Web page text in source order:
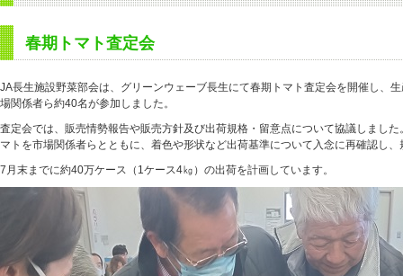
春期トマト査定会
JA長生施設野菜部会は、グリーンウェーブ長生にて春期トマト査定会を開催し、
場関係者ら約40名が参加しました。
査定会では、販売情勢報告や販売方針及び出荷規格・留意点について協議しまし
マトを市場関係者らとともに、着色や形状など出荷基準について入念に再確認し
7月末までに約40万ケース（1ケース4㎏）の出荷を計画しています。